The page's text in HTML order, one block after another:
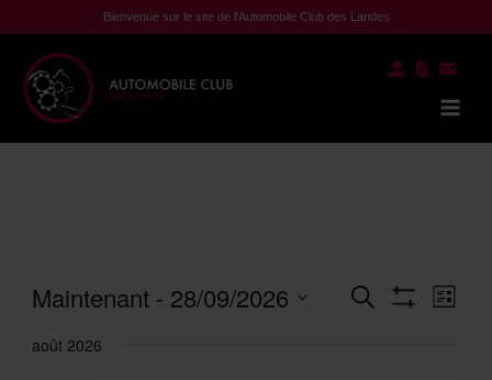
au
contenu
Bienvenue sur le site de l'Automobile Club des Landes
Recherche
Recherche
de
Liste
Maintenant - 28/09/2026
une
août 2026